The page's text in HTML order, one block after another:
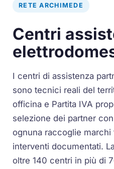
RETE ARCHIMEDE
Centri
I centri di assistenza
sono tecnici reali del
officina e Partita IVA
selezione dei partner
ognuna raccoglie
interventi documentati.
oltre 140 centri in più di